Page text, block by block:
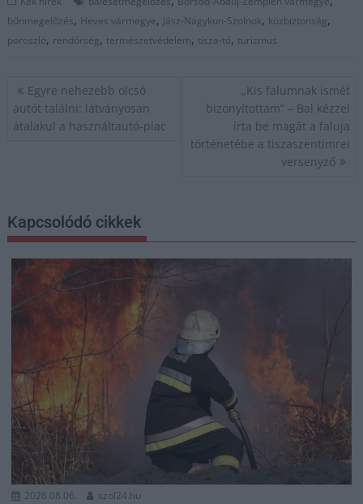
bűnmegelőzés, Heves vármegye, Jász-Nagykun-Szolnok, közbiztonság,
poroszló, rendőrség, természetvédelem, tisza-tó, turizmus
Bejegyzés
navigáció
Egyre nehezebb olcsó
autót találni: látványosan
átalakul a használtautó-piac
„Kis falumnak ismét
bizonyítottam” – Bal kézzel
írta be magát a faluja
történetébe a tiszaszentimrei
versenyző
Kapcsolódó cikkek
2026.08.06. szol24.hu